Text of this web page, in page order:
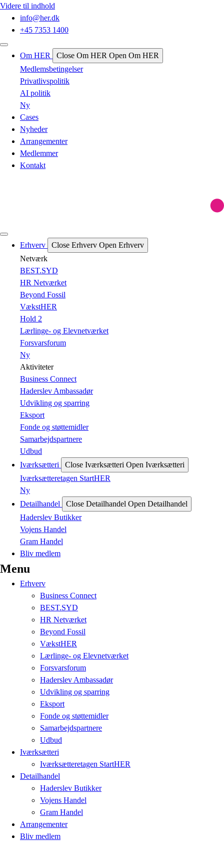
Videre til indhold
info@her.dk
+45 7353 1400
Om HER Close Om HER Open Om HER
Medlemsbetingelser
Privatlivspolitik
AI politik
Ny
Cases
Nyheder
Arrangementer
Medlemmer
Kontakt
Erhverv Close Erhverv Open Erhverv
Netværk
BEST.SYD
HR Netværket
Beyond Fossil
VækstHER
Hold 2
Lærlinge- og Elevnetværket
Forsvarsforum
Ny
Aktiviteter
Business Connect
Haderslev Ambassadør
Udvikling og sparring
Eksport
Fonde og støttemidler
Samarbejdspartnere
Udbud
Iværksætteri
Close Iværksætteri Open Iværksætteri
Iværksætteretagen StartHER
Ny
Detailhandel
Close Detailhandel Open Detailhandel
Haderslev Butikker
Vojens Handel
Gram Handel
Bliv medlem
Menu
Erhverv
Business Connect
BEST.SYD
HR Netværket
Beyond Fossil
VækstHER
Lærlinge- og Elevnetværket
Forsvarsforum
Haderslev Ambassadør
Udvikling og sparring
Eksport
Fonde og støttemidler
Samarbejdspartnere
Udbud
Iværksætteri
Iværksætteretagen StartHER
Detailhandel
Haderslev Butikker
Vojens Handel
Gram Handel
Arrangementer
Bliv medlem